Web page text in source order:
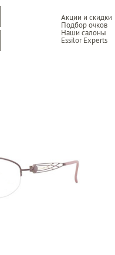
Акции и скидки
Подбор очков
Наши салоны
Essilor Experts